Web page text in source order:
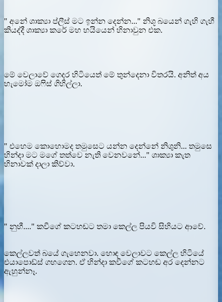
" අනේ ශාක්‍යා ප්ලීස් මට ඉන්න දෙන්න..." නිශූ බයෙන් ගැහි ගැහී
කියද්දී ශාක්‍යා කරේ මහ හයියෙන් හිනාවුන එක.
මේ වෙලාවේ ගෙදර හිටියෙත් මේ තුන්දෙනා විතරයි. අනිත් අය
හැමෝම ඔෆිස් ගිහිල්ලා.
" එහෙම කොහොමද තමුසෙට යන්න දෙන්නේ නිශුනි... තමුසෙ
හින්දා මට මගේ තත්වෙ නැති වෙනවනේ..." ශාක්‍යා කැත
හිනාවක් දාලා කිව්වා.
" නුහී...." කවීගේ කටහඬට තමා කෙල්ල පියවි සිහියට ආවේ.
කෙල්ලවත් බයේ ගැහෙනවා. හොඳ වෙලාවට කෙල්ල හිටියේ
එයාපොඩ්ස් ගහගෙන. ඒ හින්දා කවීගේ කටහඬ අර දෙන්නට
ඇහුන්නෑ.